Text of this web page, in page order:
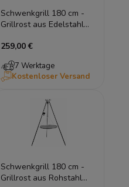
Schwenkgrill 180 cm -
Grillrost aus Edelstahl
259,00 €
7 Werktage
Kostenloser Versand
Schwenkgrill 180 cm -
Grillrost aus Rohstahl